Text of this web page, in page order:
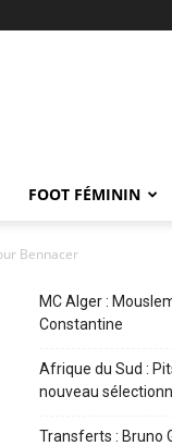
FOOT FÉMININ
Bennacer
MC Alger :
Constantine
Afrique du Sud :
nouveau
Transferts : Bruno